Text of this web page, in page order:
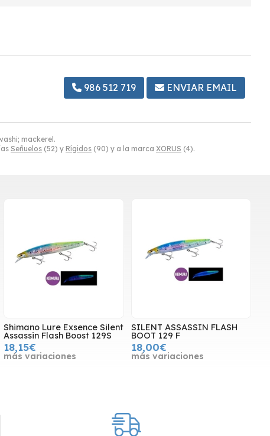
mackerel.
Señuelos (52) y Rígidos (90) y a la marca XORUS (4).
986 512 719 ENVIAR EMAIL
Shimano Lure Exsence Silent
Assassin Flash Boost 129S
18,15€
más variaciones
SILENT ASSASSIN FLASH
BOOT 129 F
18,00€
más variaciones